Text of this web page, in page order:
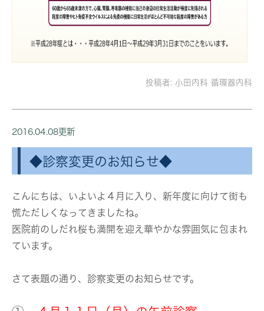
投稿者: 小田内科 循環器内科
2016.04.08更新
◆診察変更のお知らせ◆
こんにちは、いよいよ４月に入り、新年度に向けて街も
慌ただしくなってきましたね。
医院前のしだれ桜も満開を迎え華やかな雰囲気に包まれ
ています。
さて表題の通り、診察変更のお知らせです。